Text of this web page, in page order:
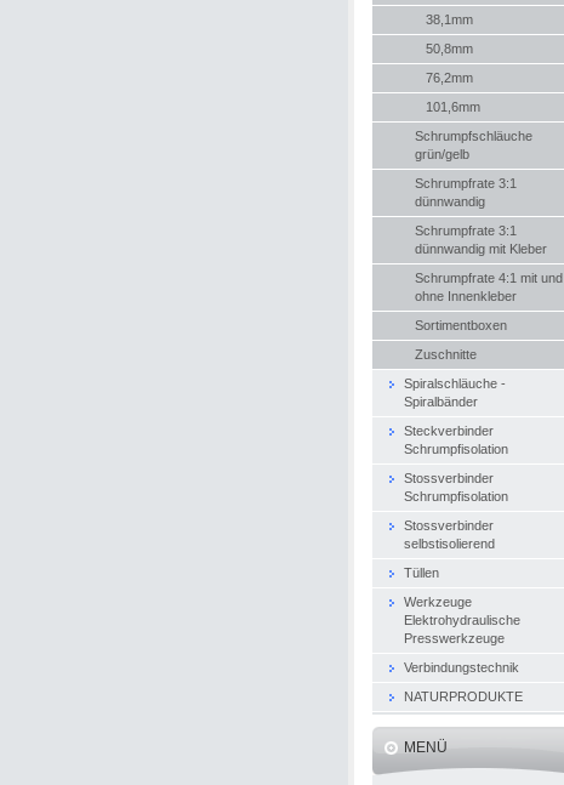
38,1mm
50,8mm
76,2mm
101,6mm
Schrumpfschläuche
grün/gelb
Schrumpfrate 3:1
dünnwandig
Schrumpfrate 3:1
dünnwandig mit Kleber
Schrumpfrate 4:1 mit und
ohne Innenkleber
Sortimentboxen
Zuschnitte
Spiralschläuche -
Spiralbänder
Steckverbinder
Schrumpfisolation
Stossverbinder
Schrumpfisolation
Stossverbinder
selbstisolierend
Tüllen
Werkzeuge
Elektrohydraulische
Presswerkzeuge
Verbindungstechnik
NATURPRODUKTE
MENÜ